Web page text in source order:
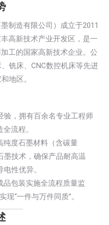
制造有限公司）成立于2011
高新技术产业开发区，是一
工的国家高新技术企业。公
铣床、CNC数控机床等先进
地区。
验，拥有百余名专业工程师
流程。
纯度石墨材料（含碳量
墨技术，确保产品耐高温
性优异。
品包装实施全流程质量监
现“一件与万件同质”。